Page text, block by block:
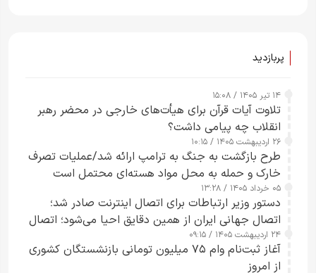
پربازدید
۱۴ تیر ۱۴۰۵ / ۱۵:۰۸
تلاوت آیات قرآن برای هیأت‌های خارجی در محضر رهبر
انقلاب چه پیامی داشت؟
۲۶ اردیبهشت ۱۴۰۵ / ۱۰:۱۵
طرح‌ بازگشت به جنگ به ترامپ ارائه شد/عملیات تصرف
خارک و حمله به محل مواد هسته‌ای محتمل است
۰۵ خرداد ۱۴۰۵ / ۱۳:۲۸
دستور وزیر ارتباطات برای اتصال اینترنت صادر شد؛
اتصال جهانی ایران از همین دقایق احیا می‌شود؛ اتصال
کامل مردم تا ۲۴ ساعت آینده
۲۴ اردیبهشت ۱۴۰۵ / ۰۹:۱۵
آغاز ثبت‌نام وام ۷۵ میلیون تومانی بازنشستگان کشوری
از امروز